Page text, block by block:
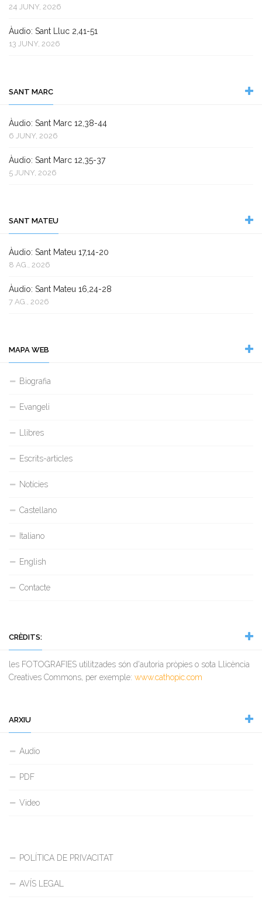
24 JUNY, 2026
Àudio: Sant Lluc 2,41-51
13 JUNY, 2026
SANT MARC
Àudio: Sant Marc 12,38-44
6 JUNY, 2026
Àudio: Sant Marc 12,35-37
5 JUNY, 2026
SANT MATEU
Àudio: Sant Mateu 17,14-20
8 AG., 2026
Àudio: Sant Mateu 16,24-28
7 AG., 2026
MAPA WEB
Biografia
Evangeli
Llibres
Escrits-articles
Notícies
Castellano
Italiano
English
Contacte
CRÈDITS:
les FOTOGRAFIES utilitzades són d'autoria pròpies o sota Llicència
Creatives Commons, per exemple: www.cathopic.com
ARXIU
Audio
PDF
Video
POLÍTICA DE PRIVACITAT
AVÍS LEGAL